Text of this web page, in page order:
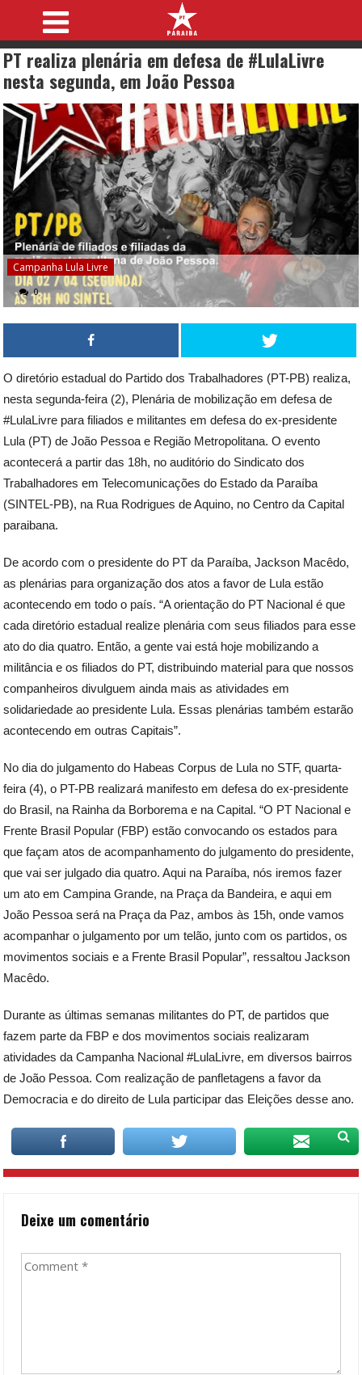
PT realiza plenária em defesa de #LulaLivre
nesta segunda, em João Pessoa
Campanha Lula Livre
0
O diretório estadual do Partido dos Trabalhadores (PT-PB) realiza,
nesta segunda-feira (2), Plenária de mobilização em defesa de
#LulaLivre para filiados e militantes em defesa do ex-presidente
Lula (PT) de João Pessoa e Região Metropolitana. O evento
acontecerá a partir das 18h, no auditório do Sindicato dos
Trabalhadores em Telecomunicações do Estado da Paraíba
(SINTEL-PB), na Rua Rodrigues de Aquino, no Centro da Capital
paraibana.
De acordo com o presidente do PT da Paraíba, Jackson Macêdo,
as plenárias para organização dos atos a favor de Lula estão
acontecendo em todo o país. “A orientação do PT Nacional é que
cada diretório estadual realize plenária com seus filiados para esse
ato do dia quatro. Então, a gente vai está hoje mobilizando a
militância e os filiados do PT, distribuindo material para que nossos
companheiros divulguem ainda mais as atividades em
solidariedade ao presidente Lula. Essas plenárias também estarão
acontecendo em outras Capitais”.
No dia do julgamento do Habeas Corpus de Lula no STF, quarta-
feira (4), o PT-PB realizará manifesto em defesa do ex-presidente
do Brasil, na Rainha da Borborema e na Capital. “O PT Nacional e
Frente Brasil Popular (FBP) estão convocando os estados para
que façam atos de acompanhamento do julgamento do presidente,
que vai ser julgado dia quatro. Aqui na Paraíba, nós iremos fazer
um ato em Campina Grande, na Praça da Bandeira, e aqui em
João Pessoa será na Praça da Paz, ambos às 15h, onde vamos
acompanhar o julgamento por um telão, junto com os partidos, os
movimentos sociais e a Frente Brasil Popular”, ressaltou Jackson
Macêdo.
Durante as últimas semanas militantes do PT, de partidos que
fazem parte da FBP e dos movimentos sociais realizaram
atividades da Campanha Nacional #LulaLivre, em diversos bairros
de João Pessoa. Com realização de panfletagens a favor da
Democracia e do direito de Lula participar das Eleições desse ano.
Deixe um comentário